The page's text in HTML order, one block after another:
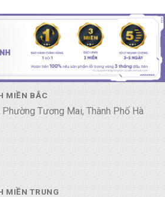
MIỀN BẮC
Tương Mai, Thành Phố Hà
MIỀN TRUNG